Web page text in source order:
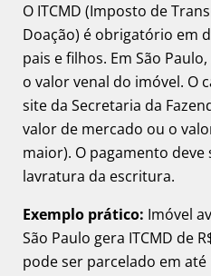
O ITCMD (Imposto de
Doação) é obrigatório em
pais e filhos. Em São
o valor venal do imóvel. O
site da Secretaria da
valor de mercado ou o
maior). O pagamento deve
lavratura da escritura.
Exemplo prático: Imóvel
São Paulo gera ITCMD de
pode ser parcelado em até